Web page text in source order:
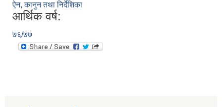
ऐन, कानुन तथा निर्देशिका
आर्थिक वर्ष:
७६/७७